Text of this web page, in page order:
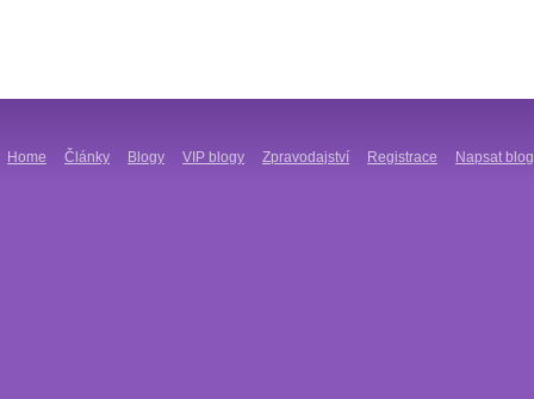
Home Články Blogy VIP blogy Zpravodajství Registrace Napsat blog